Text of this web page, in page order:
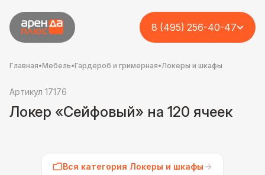
8 (495) 256-40-47
Главная•Мебель•Гардероб и гримерная•Локеры и шкафы
Артикул 17176
Локер «Сейфовый» на 120 ячеек
Вся категория Локеры и шкафы